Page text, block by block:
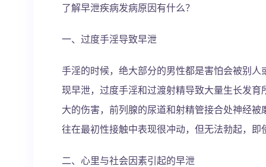
了解早泄疾病发病原因有什么？
一、过度手淫导致早泄
手淫的时候，绝大部分的男性都是害怕会被别
现早泄，过度手淫和过渡射精导致大量生长发
大的伤害，前列腺的尿道和射精管接合处神经
往在最初性接触中表现很冲动，但无法勃起，
二、心里与社会因素引起的早泄